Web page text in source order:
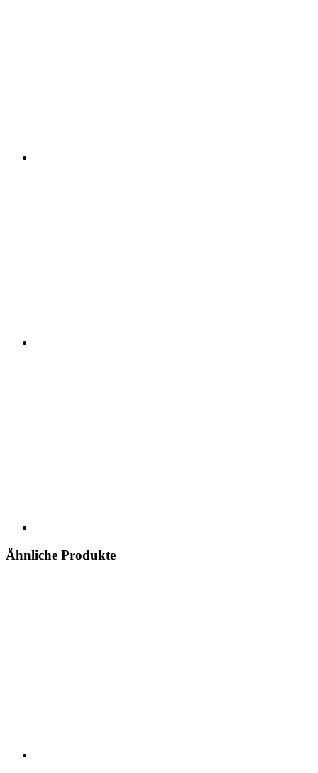
Ähnliche Produkte